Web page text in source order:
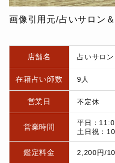
画像引用元/占いサロン
店舗名 占いサロ
在籍占い師数 9人
営業日 不定休
営業時間
平日：
土日祝：
鑑定料金 2,200円/